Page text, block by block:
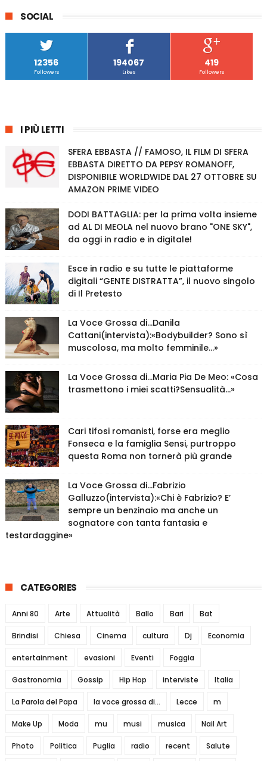
SOCIAL
12356
Followers
194067
Likes
419
Followers
I PIÙ LETTI
SFERA EBBASTA // FAMOSO, IL FILM DI SFERA
EBBASTA DIRETTO DA PEPSY ROMANOFF,
DISPONIBILE WORLDWIDE DAL 27 OTTOBRE SU
AMAZON PRIME VIDEO
DODI BATTAGLIA: per la prima volta insieme
ad AL DI MEOLA nel nuovo brano "ONE SKY",
da oggi in radio e in digitale!
Esce in radio e su tutte le piattaforme
digitali “GENTE DISTRATTA”, il nuovo singolo
di Il Pretesto
La Voce Grossa di…Danila
Cattani(intervista):«Bodybuilder? Sono sì
muscolosa, ma molto femminile…»
La Voce Grossa di…Maria Pia De Meo: «Cosa
trasmettono i miei scatti?Sensualità…»
Cari tifosi romanisti, forse era meglio
Fonseca e la famiglia Sensi, purtroppo
questa Roma non tornerà più grande
La Voce Grossa di…Fabrizio
Galluzzo(intervista):«Chi è Fabrizio? E’
sempre un benzinaio ma anche un
sognatore con tanta fantasia e
testardaggine»
CATEGORIES
Anni 80 Arte Attualità Ballo Bari Bat
Brindisi Chiesa Cinema cultura Dj Economia
entertainment evasioni Eventi Foggia
Gastronomia Gossip Hip Hop interviste Italia
La Parola del Papa la voce grossa di... Lecce m
Make Up Moda mu musi musica Nail Art
Photo Politica Puglia radio recent Salute